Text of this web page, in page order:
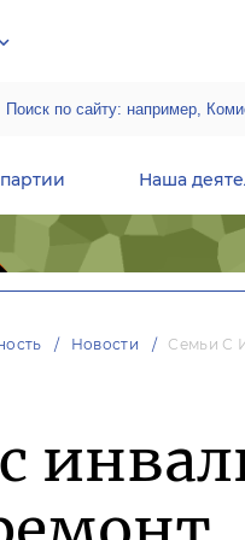
Наша
Новости Семьи С